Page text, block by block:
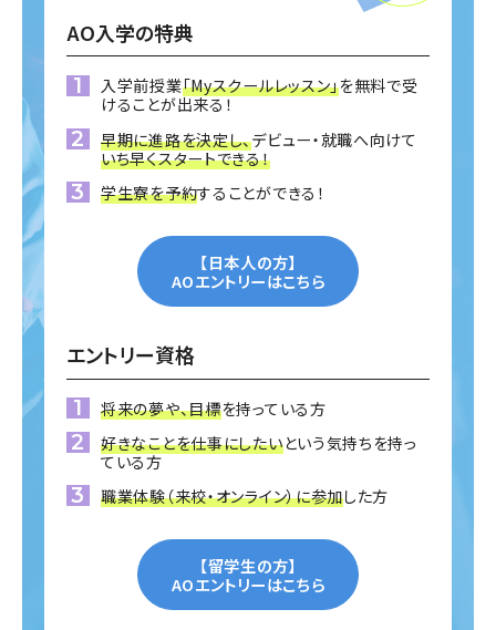
AO入学の特典
入学前授業「Myスクールレッスン」を無料で受
けることが出来る！
早期に進路を決定し、デビュー・就職へ向けて
いち早くスタートできる！
学生寮を予約することができる！
【日本人の方】
AOエントリーはこちら
エントリー資格
将来の夢や、目標を持っている方
好きなことを仕事にしたいという気持ちを持っ
ている方
職業体験（来校・オンライン）に参加した方
【留学生の方】
AOエントリーはこちら